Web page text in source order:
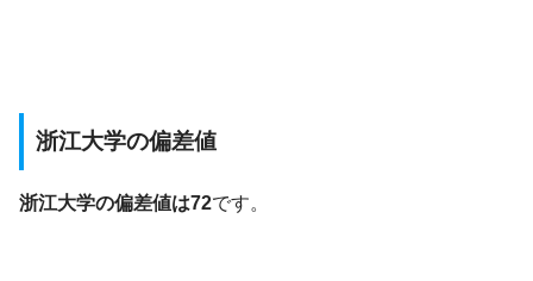
浙江大学の偏差値
浙江大学の偏差値は72です。